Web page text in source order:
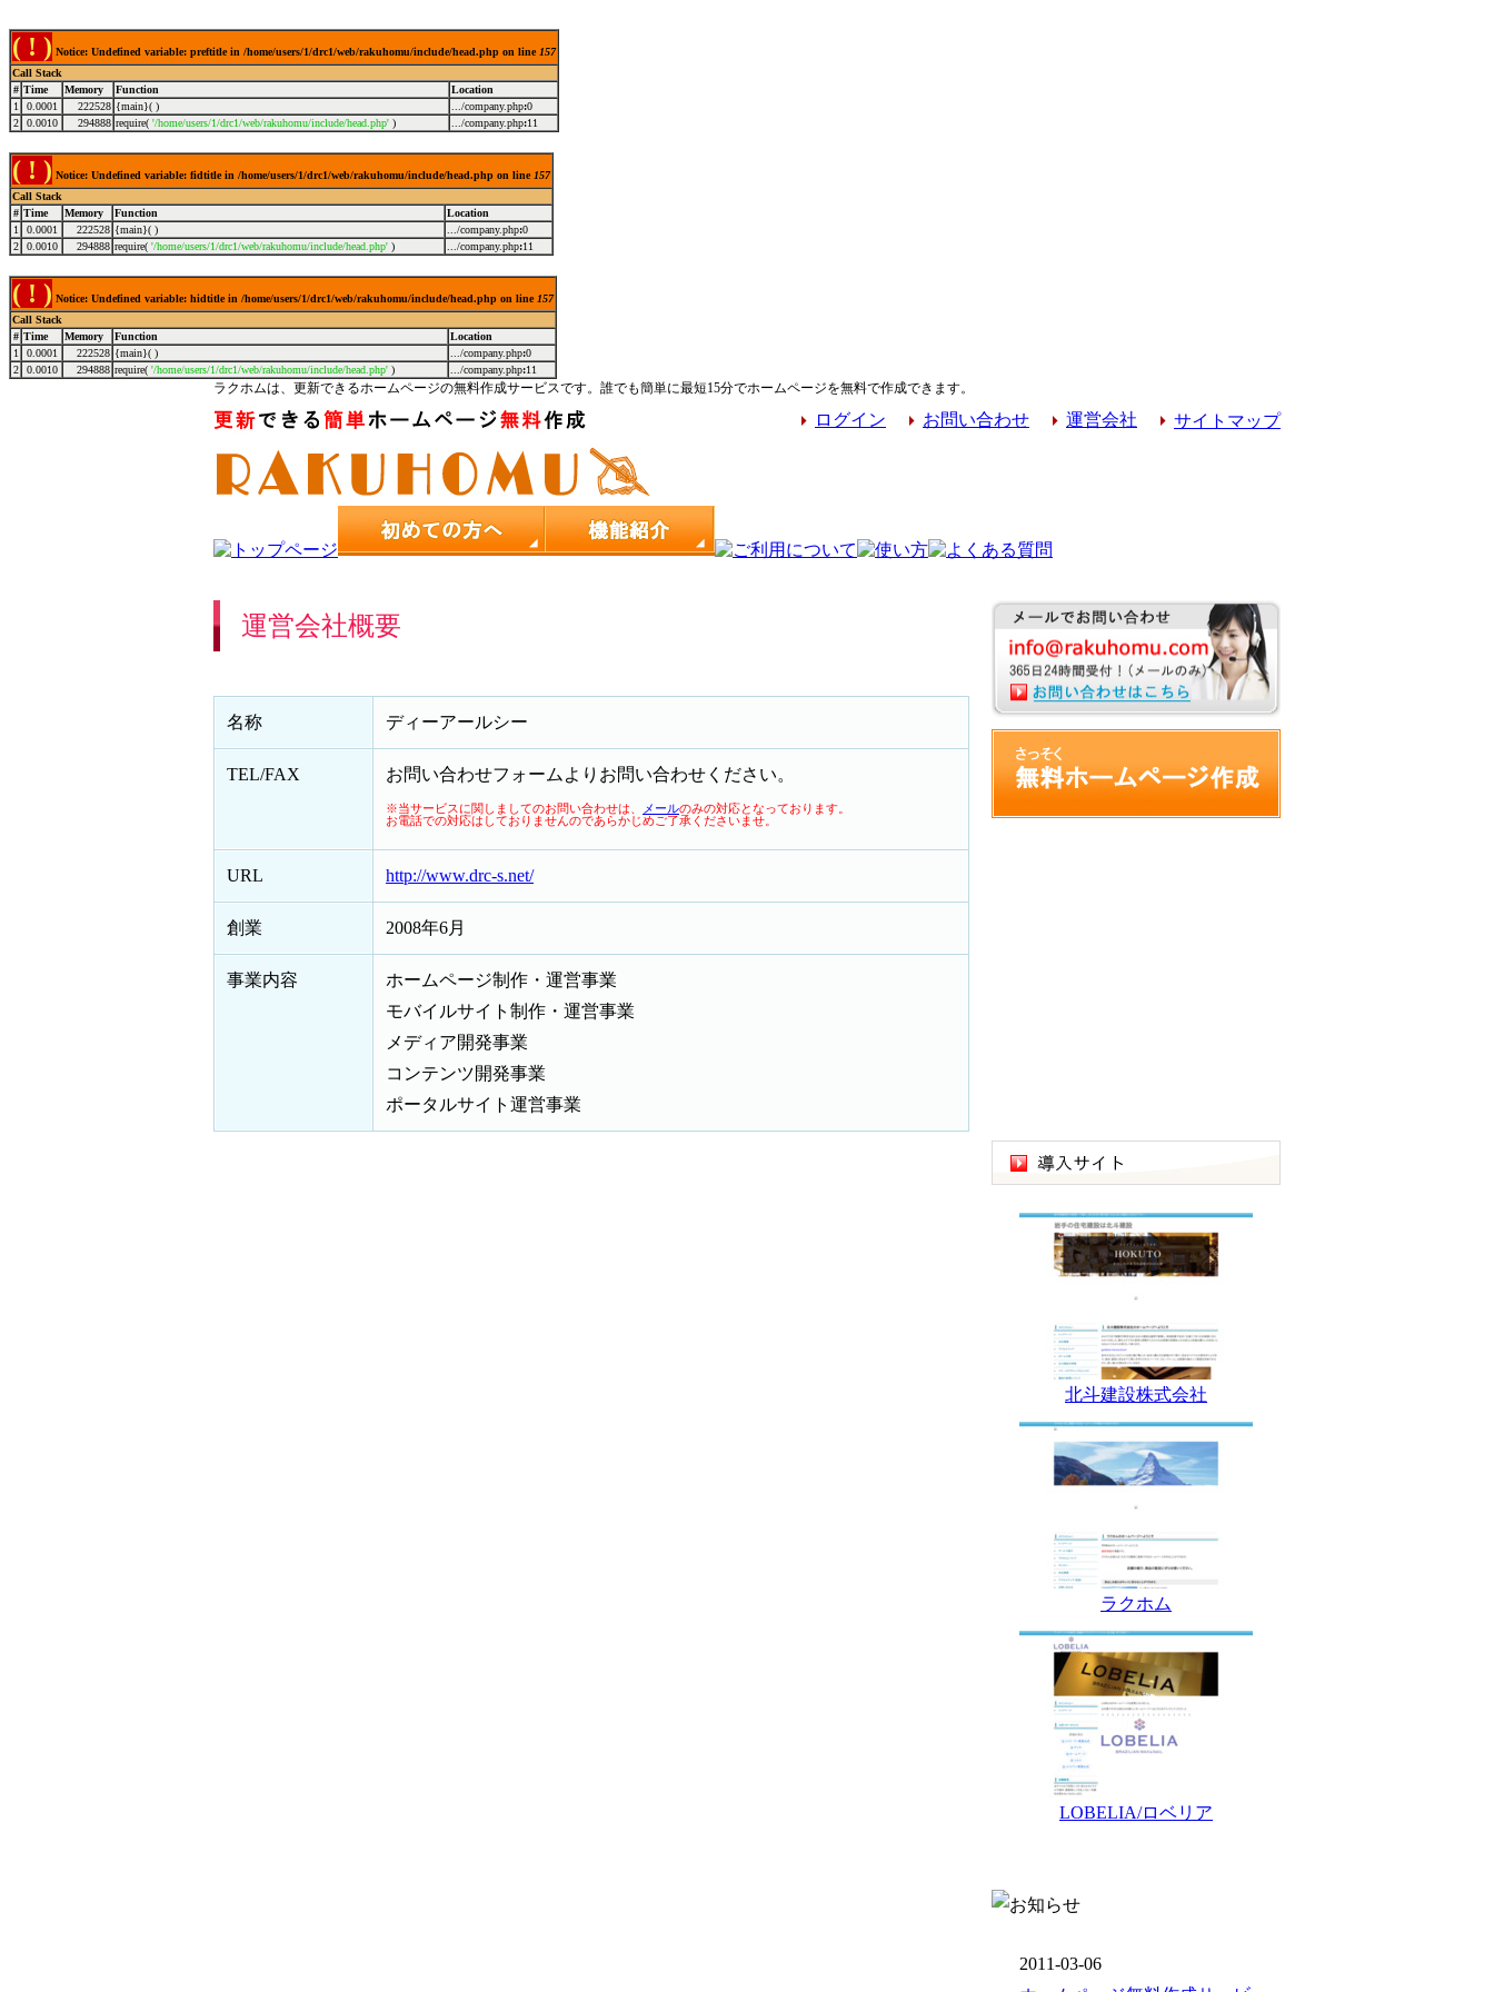
( ! ) Notice: Undefined variable: preftitle in /home/users/1/drc1/web/rakuhomu/include/head.php on line 157
Call Stack
# Time Memory Function
Location
1
0.0001 222528 {main}( ) .../company.php:0
2
0.0010 294888 require( '/home/users/1/drc1/web/rakuhomu/include/head.php' ) .../company.php:11
( ! ) Notice: Undefined variable: fidtitle in /home/users/1/drc1/web/rakuhomu/include/head.php on line 157
Call Stack
# Time Memory Function
Location
1
0.0001 222528 {main}( ) .../company.php:0
2
0.0010 294888 require( '/home/users/1/drc1/web/rakuhomu/include/head.php' ) .../company.php:11
( ! ) Notice: Undefined variable: hidtitle in /home/users/1/drc1/web/rakuhomu/include/head.php on line 157
Call Stack
# Time Memory Function
Location
1
0.0001 222528 {main}( ) .../company.php:0
2
0.0010 294888 require( '/home/users/1/drc1/web/rakuhomu/include/head.php' ) .../company.php:11
ラクホムは、更新できるホームページの無料作成サービスです。誰でも簡単に最短15分でホームページを無料で作成できます。
ログイン お問い合わせ 運営会社 サイトマップ
運営会社概要
名称 ディーアールシー
TEL/FAX お問い合わせフォームよりお問い合わせください。
※当サービスに関しましてのお問い合わせは、 メールのみの対応となっております。
お電話での対応はしておりませんのであらかじめご了承くださいませ。
URL http://www.drc-s.net/
創業 2008年6月
事業内容
ホームページ制作・運営事業
モバイルサイト制作・運営事業
メディア開発事業
コンテンツ開発事業
ポータルサイト運営事業
北斗建設株式会社
ラクホム
LOBELIA/ロベリア
2011-03-06